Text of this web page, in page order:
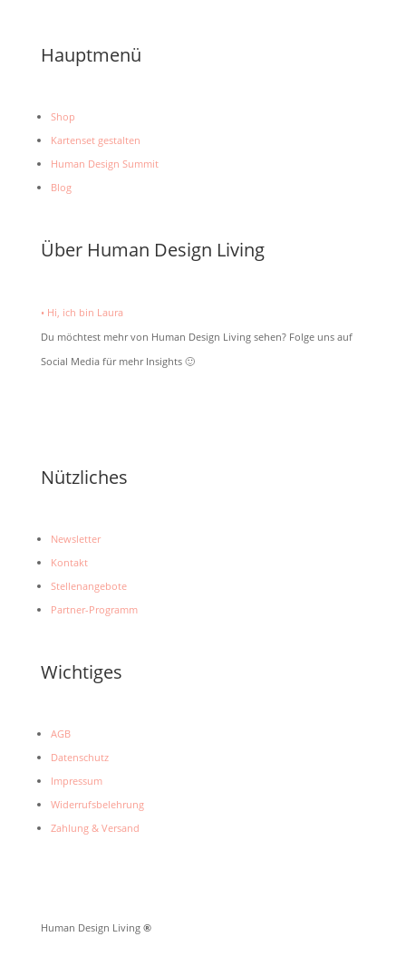
Hauptmenü
Shop
Kartenset gestalten
Human Design Summit
Blog
Über Human Design Living
• Hi, ich bin Laura
Du möchtest mehr von Human Design Living sehen? Folge uns auf
Social Media für mehr Insights 🙂
Nützliches
Newsletter
Kontakt
Stellenangebote
Partner-Programm
Wichtiges
AGB
Datenschutz
Impressum
Widerrufsbelehrung
Zahlung & Versand
Human Design Living ®